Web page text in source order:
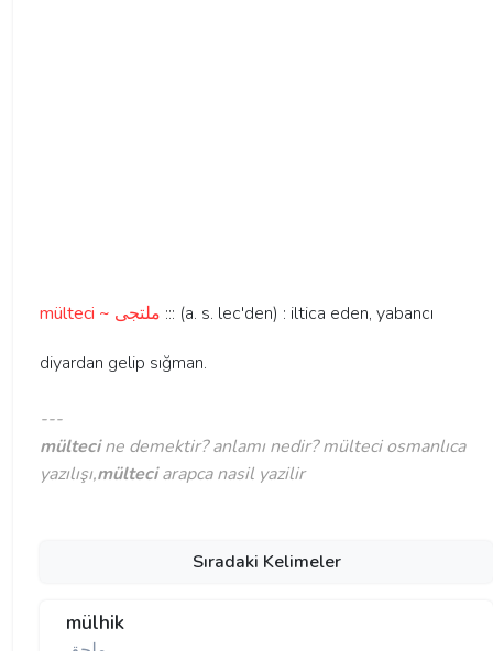
mülteci ~ ملتجی ::: (a. s. lec'den) : iltica eden, yabancı
diyardan gelip sığman.
---
mültecine demektir? anlamı nedir? mülteci osmanlıca
yazılışı,mülteciarapca nasil yazilir
Sıradaki Kelimeler
mülhik